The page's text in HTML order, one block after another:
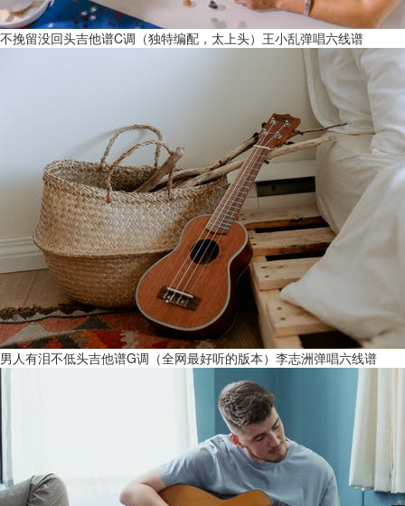
不挽留没回头吉他谱C调（独特编配，太上头）王小乱弹唱六线谱
男人有泪不低头吉他谱G调（全网最好听的版本）李志洲弹唱六线谱